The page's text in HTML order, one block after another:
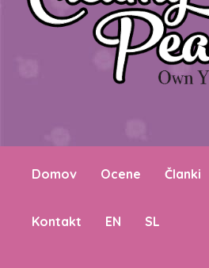
Domov Ocene Članki
Kontakt EN SL